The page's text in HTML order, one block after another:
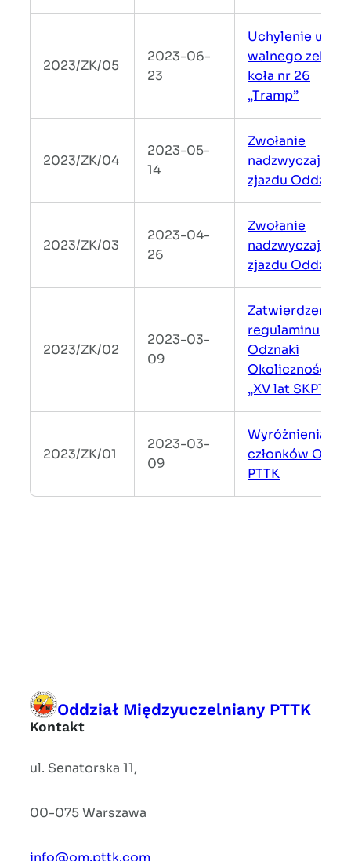
2023/ZK/05
2023-06-
23
Uchylenie
walnego
koła nr 26
„Tramp”
2023/ZK/04
2023-05-
14
Zwołanie
zjazdu Oddziału
2023/ZK/03
2023-04-
26
Zwołanie
zjazdu Oddziału
2023/ZK/02
2023-03-
09
Zatwierdzenie
regulaminu
Odznaki
„XV lat SKPT”
2023/ZK/01
2023-03-
09
Wyróżnienia
członków OM
PTTK
Oddział Międzyuczelniany PTTK
Kontakt
ul. Senatorska 11,
00-075 Warszawa
info@om.pttk.com